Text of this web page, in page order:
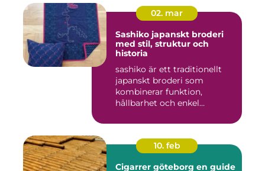
02. mar
Sashiko japanskt broderi
med stil, struktur och
historia
sashiko är ett traditionellt
japanskt broderi som
kombinerar funktion,
hållbarhet och enkel
10. feb
Cigarrer göteborg en guide